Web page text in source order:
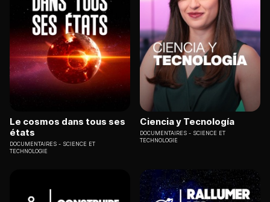
Le cosmos dans tous ses
états
DOCUMENTAIRES
SCIENCE ET
TECHNOLOGIE
Ciencia y Tecnología
DOCUMENTAIRES
SCIENCE ET
TECHNOLOGIE